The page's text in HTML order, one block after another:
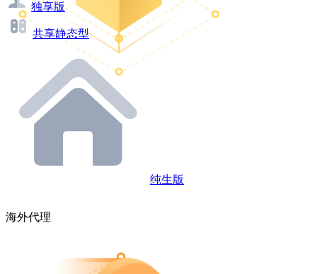
独享版
共享静态型
纯生版
海外代理